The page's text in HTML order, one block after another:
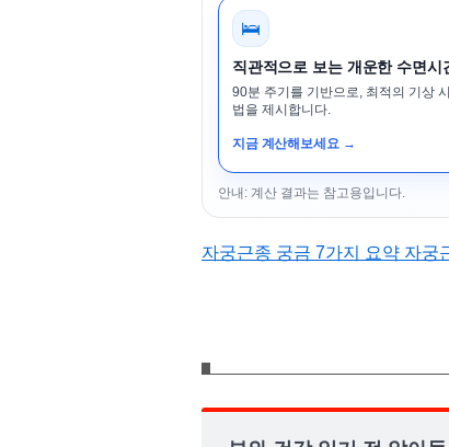
🛌
직관적으로 보는 개운한 수면시
90분 주기를 기반으로, 최적의 기상
법을 제시합니다.
지금 계산해보세요 →
안내: 계산 결과는 참고용입니다.
자궁근종 궁금 7가지 요약 자궁